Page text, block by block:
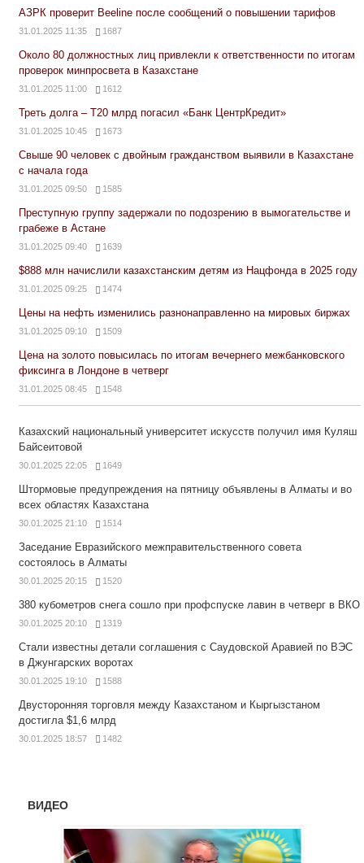
АЗРК проверит Beeline после сообщений о повышении тарифов
31.01.2025 11:35 1687
Около 80 должностных лиц привлекли к ответственности по итогам
проверок минпросвета в Казахстане
31.01.2025 11:00 1612
Треть долга – Т20 млрд погасил «Банк ЦентрКредит»
31.01.2025 10:45 1673
Свыше 90 человек с двойным гражданством выявили в Казахстане
с начала года
31.01.2025 09:50 1585
Преступную группу задержали по подозрению в вымогательстве и
грабеже в Астане
31.01.2025 09:40 1639
$888 млн начислили казахстанским детям из Нацфонда в 2025 году
31.01.2025 09:25 1474
Цены на нефть изменились разнонаправленно на мировых биржах
31.01.2025 09:10 1509
Цена на золото повысилась по итогам вечернего межбанковского
фиксинга в Лондоне в четверг
31.01.2025 08:45 1548
Казахский национальный университет искусств получил имя Куляш
Байсеитовой
30.01.2025 22:05 1649
Штормовые предупреждения на пятницу объявлены в Алматы и во
всех областях Казахстана
30.01.2025 21:10 1514
Заседание Евразийского межправительственного совета
состоялось в Алматы
30.01.2025 20:15 1520
380 кубометров снега сошло при профспуске лавин в четверг в ВКО
30.01.2025 20:10 1319
Стали известны детали соглашения с Саудовской Аравией по ВЭС
в Джунгарских воротах
30.01.2025 19:10 1588
Двусторонняя торговля между Казахстаном и Кыргызстаном
достигла $1,6 млрд
30.01.2025 18:57 1482
ВИДЕО